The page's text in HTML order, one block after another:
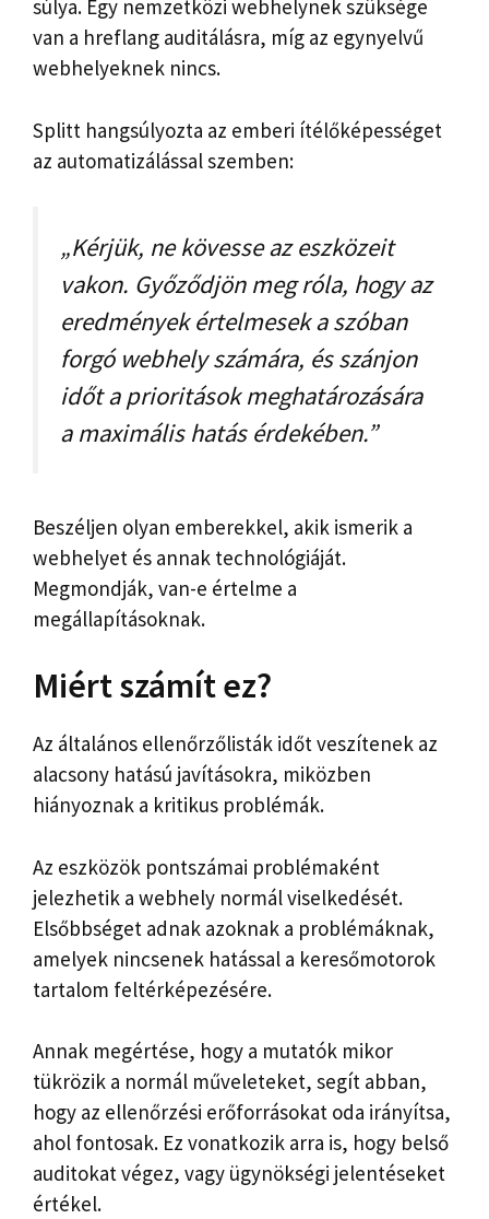
súlya. Egy nemzetközi webhelynek szüksége
van a hreflang auditálásra, míg az egynyelvű
webhelyeknek nincs.
Splitt hangsúlyozta az emberi ítélőképességet
az automatizálással szemben:
„Kérjük, ne kövesse az eszközeit
vakon. Győződjön meg róla, hogy az
eredmények értelmesek a szóban
forgó webhely számára, és szánjon
időt a prioritások meghatározására
a maximális hatás érdekében.”
Beszéljen olyan emberekkel, akik ismerik a
webhelyet és annak technológiáját.
Megmondják, van-e értelme a
megállapításoknak.
Miért számít ez?
Az általános ellenőrzőlisták időt veszítenek az
alacsony hatású javításokra, miközben
hiányoznak a kritikus problémák.
Az eszközök pontszámai problémaként
jelezhetik a webhely normál viselkedését.
Elsőbbséget adnak azoknak a problémáknak,
amelyek nincsenek hatással a keresőmotorok
tartalom feltérképezésére.
Annak megértése, hogy a mutatók mikor
tükrözik a normál műveleteket, segít abban,
hogy az ellenőrzési erőforrásokat oda irányítsa,
ahol fontosak. Ez vonatkozik arra is, hogy belső
auditokat végez, vagy ügynökségi jelentéseket
értékel.